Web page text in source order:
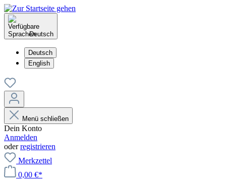
Deutsch
Deutsch
English
Menü schließen
Dein Konto
Anmelden
oderregistrieren
Merkzettel
0,00 €*